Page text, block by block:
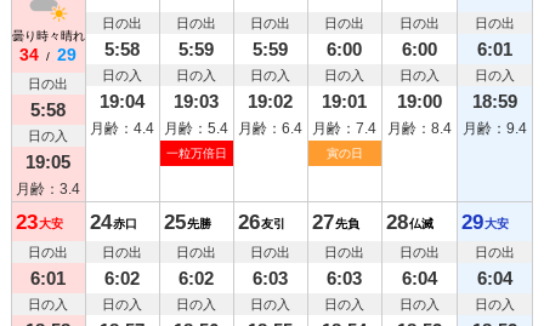
曇り時々晴れ
34 / 29
日の出
5:58
日の入
19:05
月齢：3.4
日の出
5:58
日の入
19:04
月齢：4.4
日の出
5:59
日の入
19:03
月齢：5.4
一粒万倍日
日の出
5:59
日の入
19:02
月齢：6.4
日の出
6:00
日の入
19:01
月齢：7.4
寅の日
日の出
6:00
日の入
19:00
月齢：8.4
日の出
6:01
日の入
18:59
月齢：9.4
23大安
日の出
6:01
日の入
24赤口
日の出
6:02
日の入
25先勝
日の出
6:02
日の入
26友引
日の出
6:03
日の入
27先負
日の出
6:03
日の入
28仏滅
日の出
6:04
日の入
29大安
日の出
6:04
日の入